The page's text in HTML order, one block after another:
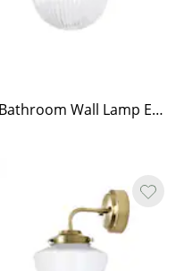
Bathroom Wall Lamp Eivor Brass/Clear